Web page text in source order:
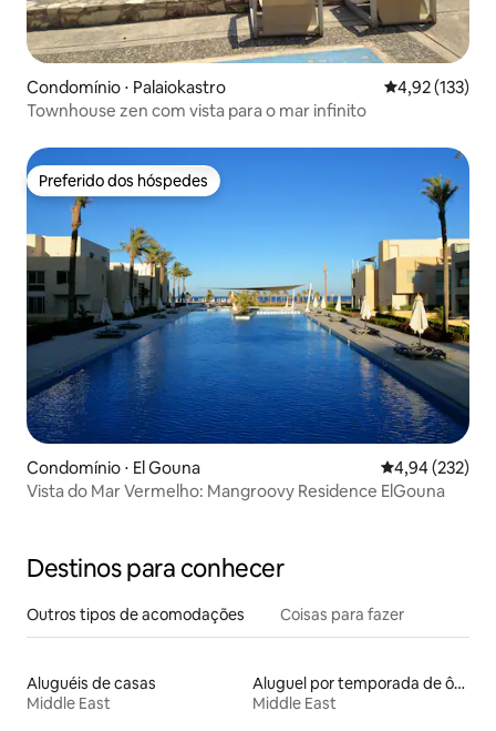
Condomínio ⋅ Palaiokastro 4,92 de uma
4,92 (133)
Townhouse zen com vista para o mar infinito
Preferido dos hóspedes
Preferido dos hóspedes
Condomínio ⋅ El Gouna 4,94 de uma
4,94 (232)
Vista do Mar Vermelho: Mangroovy Residence ElGouna
Destinos para conhecer
Outros tipos de acomodações Coisas para fazer
Aluguéis de casas
Middle East
Aluguel por temporada de ônibus
Middle East